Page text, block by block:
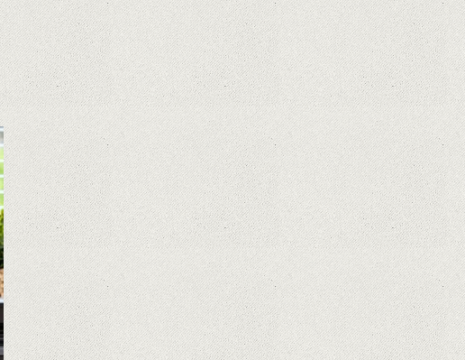
Dota Anime venind la Netflix în
această lună de la Legenda Korra
Studio Mir
Curtea Supremă reglementează în
favoarea Google în Oracle Java
Fight
Zvon: aplicațiile Google nu se mai
pot instala pe terminalele Huawei
cu procesoare Kirin
Huawei P50 primeşte o posibilă